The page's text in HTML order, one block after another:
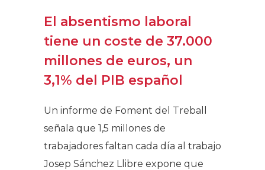
El absentismo laboral
tiene un coste de 37.000
millones de euros, un
3,1% del PIB español
Un informe de Foment del Treball
señala que 1,5 millones de
trabajadores faltan cada día al trabajo
Josep Sánchez Llibre expone que